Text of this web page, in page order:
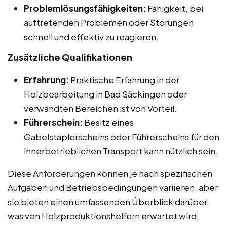
Problemlösungsfähigkeiten: Fähigkeit, bei
auftretenden Problemen oder Störungen
schnell und effektiv zu reagieren.
Zusätzliche Qualifikationen
Erfahrung: Praktische Erfahrung in der
Holzbearbeitung in Bad Säckingen oder
verwandten Bereichen ist von Vorteil.
Führerschein: Besitz eines
Gabelstaplerscheins oder Führerscheins für den
innerbetrieblichen Transport kann nützlich sein.
Diese Anforderungen können je nach spezifischen
Aufgaben und Betriebsbedingungen variieren, aber
sie bieten einen umfassenden Überblick darüber,
was von Holzproduktionshelfern erwartet wird.